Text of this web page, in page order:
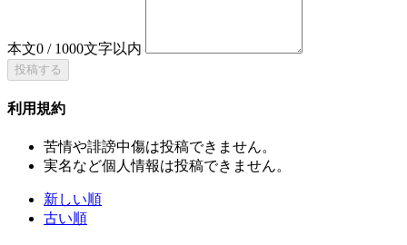
本文0 / 1000文字以内
投稿する
利用規約
苦情や誹謗中傷は投稿できません。
実名など個人情報は投稿できません。
新しい順
古い順